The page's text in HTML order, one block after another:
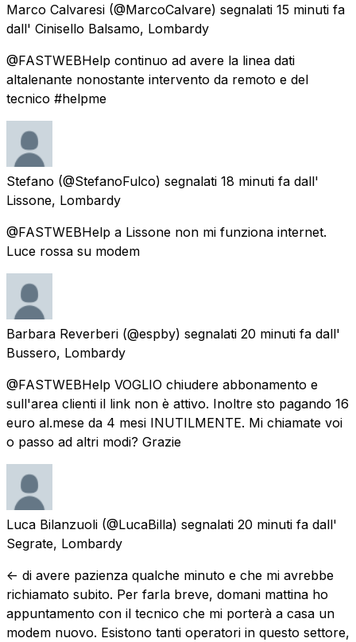
Marco Calvaresi (@MarcoCalvare) segnalati 15 minuti fa
dall' Cinisello Balsamo, Lombardy
@FASTWEBHelp continuo ad avere la linea dati
altalenante nonostante intervento da remoto e del
tecnico #helpme
Stefano (@StefanoFulco) segnalati 18 minuti fa dall'
Lissone, Lombardy
@FASTWEBHelp a Lissone non mi funziona internet.
Luce rossa su modem
Barbara Reverberi (@espby) segnalati 20 minuti fa dall'
Bussero, Lombardy
@FASTWEBHelp VOGLIO chiudere abbonamento e
sull'area clienti il link non è attivo. Inoltre sto pagando 16
euro al.mese da 4 mesi INUTILMENTE. Mi chiamate voi
o passo ad altri modi? Grazie
Luca Bilanzuoli (@LucaBilla) segnalati 20 minuti fa dall'
Segrate, Lombardy
<- di avere pazienza qualche minuto e che mi avrebbe
richiamato subito. Per farla breve, domani mattina ho
appuntamento con il tecnico che mi porterà a casa un
modem nuovo. Esistono tanti operatori in questo settore,